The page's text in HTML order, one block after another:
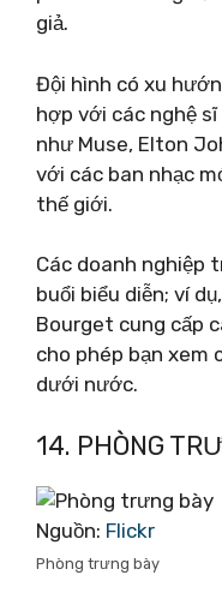
giả.
Đội hình có xu
hợp với các nghệ
như Muse, Elton
với các ban nhạc
thế giới.
Các doanh nghiệp
buổi biểu diễn; ví
Bourget cung cấp
cho phép bạn xem
dưới nước.
14. PHÒNG
Nguồn: Flickr
Phòng trưng bày